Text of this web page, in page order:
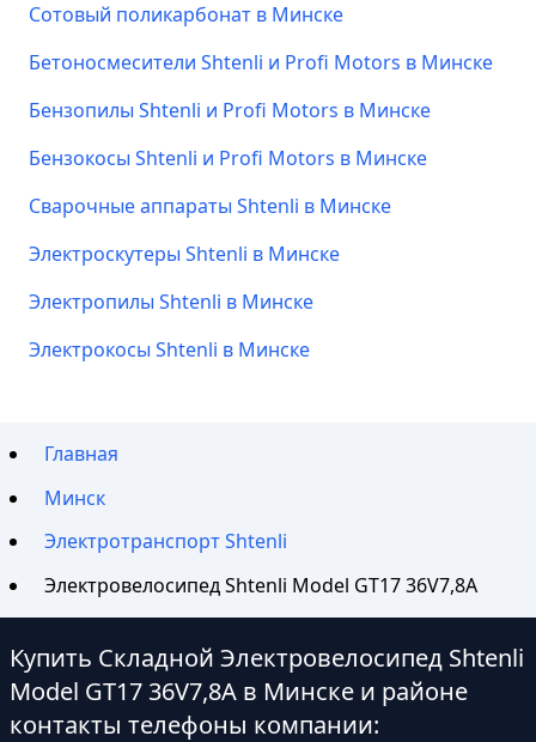
Сотовый поликарбонат в Минске
Бетоносмесители Shtenli и Profi Motors в Минске
Бензопилы Shtenli и Profi Motors в Минске
Бензокосы Shtenli и Profi Motors в Минске
Сварочные аппараты Shtenli в Минске
Электроскутеры Shtenli в Минске
Электропилы Shtenli в Минске
Электрокосы Shtenli в Минске
Главная
Минск
Электротранспорт Shtenli
Электровелосипед Shtenli Model GT17 36V7,8А
Купить Складной Электровелосипед Shtenli
Model GT17 36V7,8А в Минске и районе
контакты телефоны компании: